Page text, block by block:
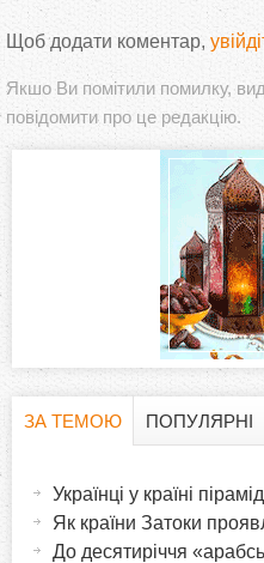
Щоб додати коментар,
Якшо Ви помітили помилку,
повідомити про це редакцію.
ЗА ТЕМОЮ
ПОПУЛЯРНІ
Українці у країні пірамід
Як країни Затоки
До десятиріччя